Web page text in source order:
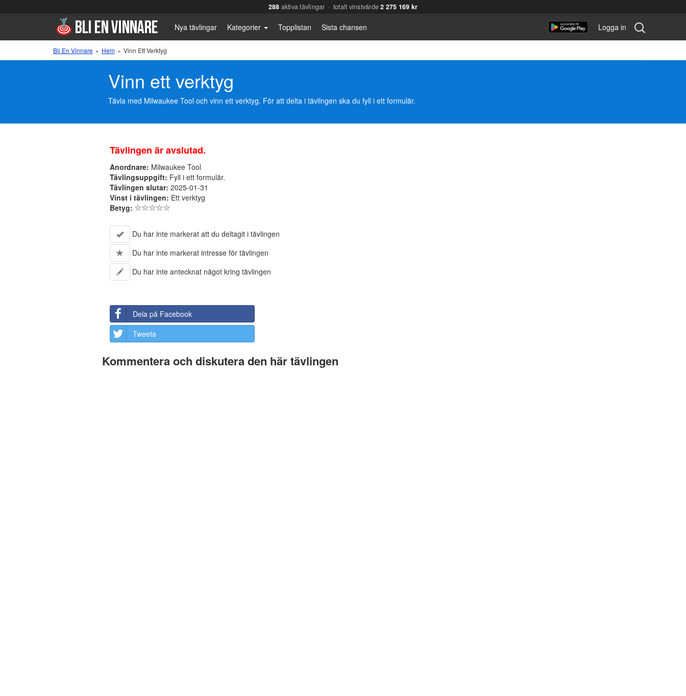
288 aktiva tävlingar · totalt vinstvärde2 275 169 kr
Nya tävlingar Kategorier Topplistan Sista chansen Logga in
Sök
tävling:
Bli En Vinnare » Hem » Vinn Ett Verktyg
Vinn ett verktyg
Tävla med Milwaukee Tool och vinn ett verktyg. För att delta i tävlingen ska du fyll i ett formulär.
Tävlingen är avslutad.
Anordnare: Milwaukee Tool
Tävlingsuppgift: Fyll i ett formulär.
Tävlingen slutar: 2025-01-31
Vinst i tävlingen: Ett verktyg
Betyg:
Du har inte markerat att du deltagit i tävlingen
Du har inte markerat intresse för tävlingen
Du har inte antecknat något kring tävlingen
Dela på Facebook
Tweeta
Kommentera och diskutera den här tävlingen